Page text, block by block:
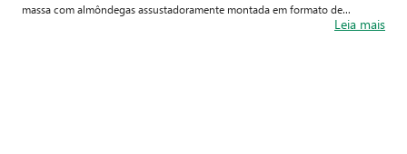
massa com almôndegas assustadoramente montada em formato de
monstrinhos. Preparada com ingredientes supersimples e uma boa pitada de
Leia mais